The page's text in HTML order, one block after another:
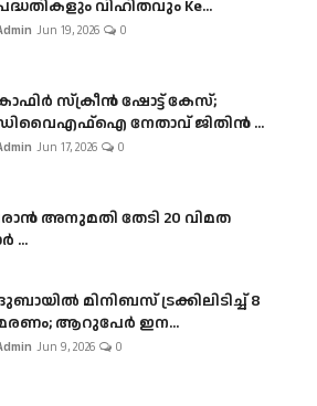
വിഹിതവും Ke...
Jun 19, 2026 0
സ്‌ക്രീൻ ഷോട്ട് കേസ്;
നേതാവ് ജിതിൻ ...
Jun 17, 2026 0
അനുമതി തേടി 20 വിമത
...
മിനിബസ്​ ട്രക്കിലിടിച്ച് 8
ആറുപേർ ഇന...
Jun 9, 2026 0